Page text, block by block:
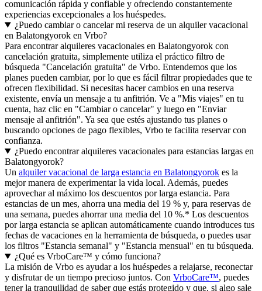
comunicación rápida y confiable y ofreciendo constantemente
experiencias excepcionales a los huéspedes.
¿Puedo cambiar o cancelar mi reserva de un alquiler vacacional
en Balatongyorok en Vrbo?
Para encontrar alquileres vacacionales en Balatongyorok con
cancelación gratuita, simplemente utiliza el práctico filtro de
búsqueda "Cancelación gratuita" de Vrbo. Entendemos que los
planes pueden cambiar, por lo que es fácil filtrar propiedades que te
ofrecen flexibilidad. Si necesitas hacer cambios en una reserva
existente, envía un mensaje a tu anfitrión. Ve a "Mis viajes" en tu
cuenta, haz clic en "Cambiar o cancelar" y luego en "Enviar
mensaje al anfitrión". Ya sea que estés ajustando tus planes o
buscando opciones de pago flexibles, Vrbo te facilita reservar con
confianza.
¿Puedo encontrar alquileres vacacionales para estancias largas en
Balatongyorok?
Un alquiler vacacional de larga estancia en Balatongyorok es la
mejor manera de experimentar la vida local. Además, puedes
aprovechar al máximo los descuentos por larga estancia. Para
estancias de un mes, ahorra una media del 19 % y, para reservas de
una semana, puedes ahorrar una media del 10 %.* Los descuentos
por larga estancia se aplican automáticamente cuando introduces tus
fechas de vacaciones en la herramienta de búsqueda, o puedes usar
los filtros "Estancia semanal" y "Estancia mensual" en tu búsqueda.
¿Qué es VrboCare™ y cómo funciona?
La misión de Vrbo es ayudar a los huéspedes a relajarse, reconectar
y disfrutar de un tiempo precioso juntos. Con VrboCare™, puedes
tener la tranquilidad de saber que estás protegido y que, si algo sale